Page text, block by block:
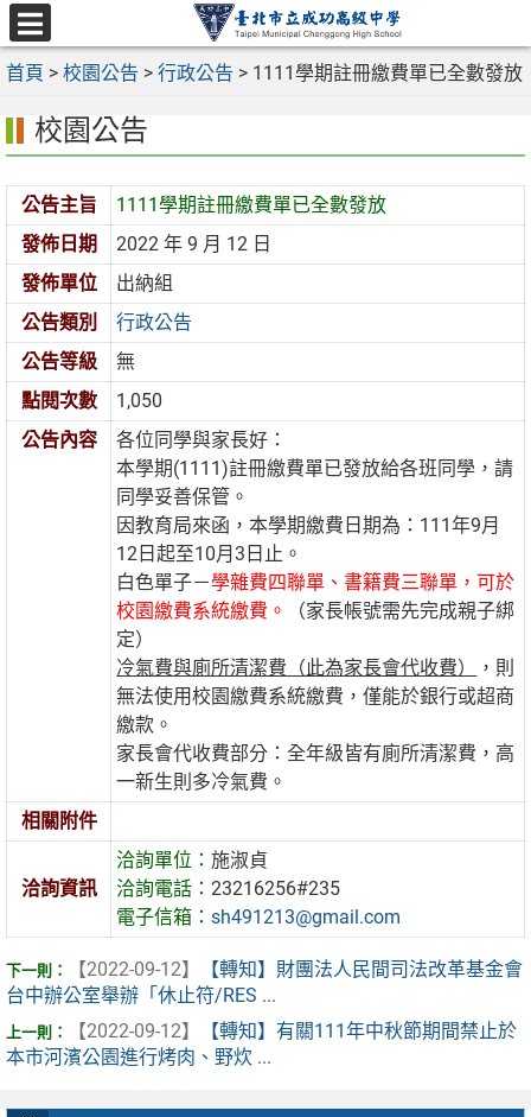
跳
至
主
容
區
選
單
首頁 > 校園公告 > 行政公告 > 1111學期註冊繳費單已全數發放
校園公告
公告主旨
1111學期註冊繳費單已全數發放
發佈日期
2022 年 9 月 12 日
發佈單位
出納組
公告類別
行政公告
公告等級
無
點閱次數
1,050
公告內容
各位同學與家長好：
本學期(1111)註冊繳費單已發放給各班同學，請
同學妥善保管。
因教育局來函，本學期繳費日期為：111年9月
12日起至10月3日止。
白色單子－學雜費四聯單、書籍費三聯單，可於
校園繳費系統繳費。
（家長帳號需先完成親子綁
定）
冷氣費與廁所清潔費（此為家長會代收費）
，則
無法使用校園繳費系統繳費，僅能於銀行或超商
繳款。
家長會代收費部分：全年級皆有廁所清潔費，高
一新生則多冷氣費。
相關附件
洽詢資訊
洽詢單位：施淑貞
洽詢電話：23216256#235
電子信箱：sh491213@gmail.com
【2022-09-12】
【轉知】財團法人民間司法改革基金會
台中辦公室舉辦「休止符/RES ...
【2022-09-12】
【轉知】有關111年中秋節期間禁止於
本市河濱公園進行烤肉、野炊 ...